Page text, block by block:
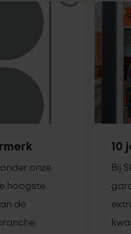
onze
hoogste
de
10
Bij